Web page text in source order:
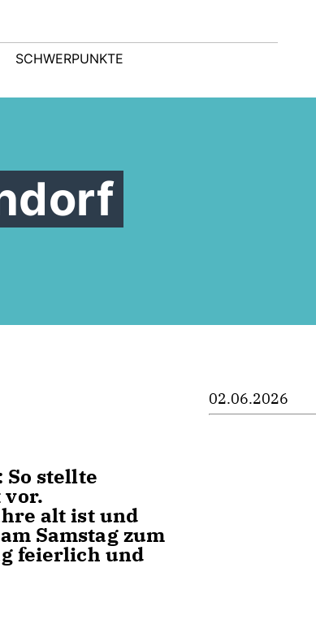
SCHWERPUNKTE
So stellte
vor.
alt ist und
Samstag zum
feierlich und
02.06.2026